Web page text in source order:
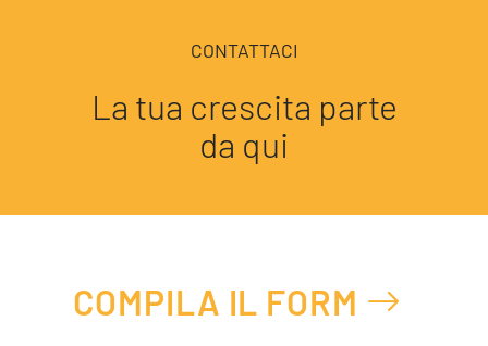
CONTATTACI
La tua crescita parte
da qui
COMPILA IL FORM